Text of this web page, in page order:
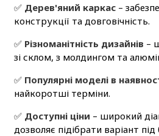
✅ Дерев'яний каркас–
конструкції та довговічність.
✅ Різноманітність дизайнів –
зі склом, з молдингом та
✅ Популярні моделі в
найкоротші терміни.
✅ Доступні ціни – широкий
дозволяє підібрати варіант